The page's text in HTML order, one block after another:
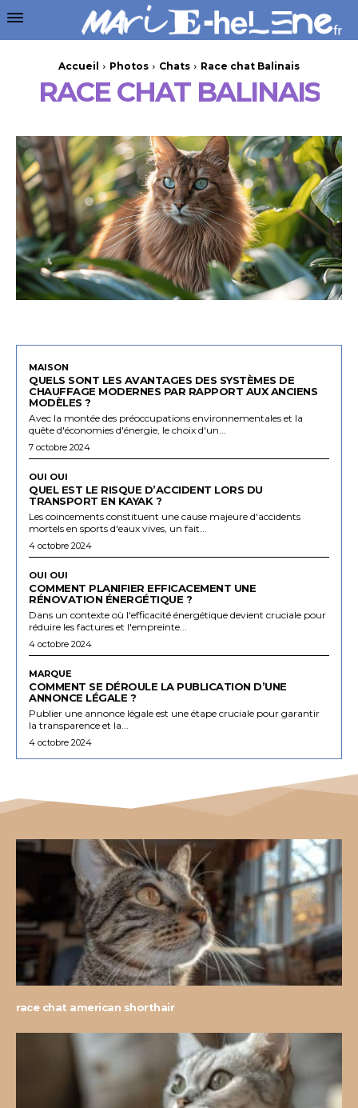
Accueil Photos Chats Race chat Balinais
RACE CHAT BALINAIS
MAISON
QUELS SONT LES AVANTAGES DES SYSTÈMES DE
CHAUFFAGE MODERNES PAR RAPPORT AUX ANCIENS
MODÈLES ?
Avec la montée des préoccupations environnementales et la
quête d'économies d'énergie, le choix d'un...
7 octobre 2024
OUI OUI
QUEL EST LE RISQUE D’ACCIDENT LORS DU
TRANSPORT EN KAYAK ?
Les coincements constituent une cause majeure d'accidents
mortels en sports d'eaux vives, un fait...
4 octobre 2024
OUI OUI
COMMENT PLANIFIER EFFICACEMENT UNE
RÉNOVATION ÉNERGÉTIQUE ?
Dans un contexte où l'efficacité énergétique devient cruciale pour
réduire les factures et l'empreinte...
4 octobre 2024
MARQUE
COMMENT SE DÉROULE LA PUBLICATION D’UNE
ANNONCE LÉGALE ?
Publier une annonce légale est une étape cruciale pour garantir
la transparence et la...
4 octobre 2024
race chat american shorthair